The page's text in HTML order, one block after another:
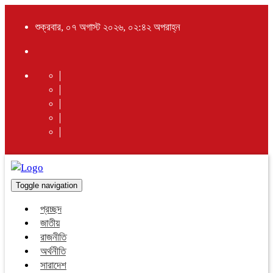
শুক্রবার, ০৭ অগাস্ট ২০২৬, ০২:৪২ অপরাহ্ন
Toggle navigation
প্রচ্ছদ
জাতীয়
রাজনীতি
অর্থনীতি
সারাদেশ